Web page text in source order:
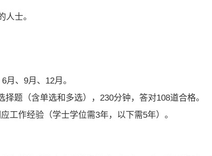
人士。
月、9月、12月。
题（含单选和多选），230分钟，答对108道合格。
工作经验（学士学位需3年，以下需5年）。